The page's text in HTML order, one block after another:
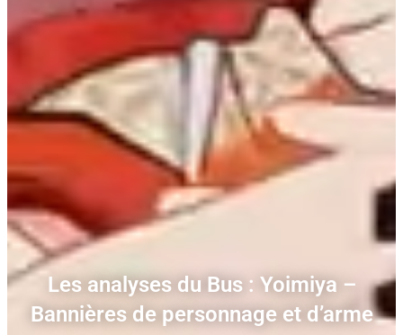
Les analyses du Bus : Yoimiya –
Bannières de personnage et d’arme